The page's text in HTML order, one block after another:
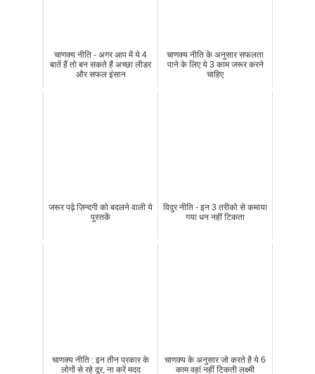
चाणक्य नीति - अगर आप में ये 4
बातें हैं तो बन सकते हैं अच्छा लीडर
और सफल इंसान
चाणक्य नीति के अनुसार सफलता
पाने के लिए ये 3 काम जरूर करने
चाहिए
जरूर पढ़े ज़िन्दगी को बदलने वाली ये
पुस्तकें
विदुर नीति - इन 3 तरीको से कमाया
गया धन नहीं टिकता
चाणक्य नीति : इन तीन प्रकार के
लोगों से रहे दूर, ना करें मदद
चाणक्य के अनुसार जो करते है ये 6
काम वहां नहीं टिकती लक्ष्मी